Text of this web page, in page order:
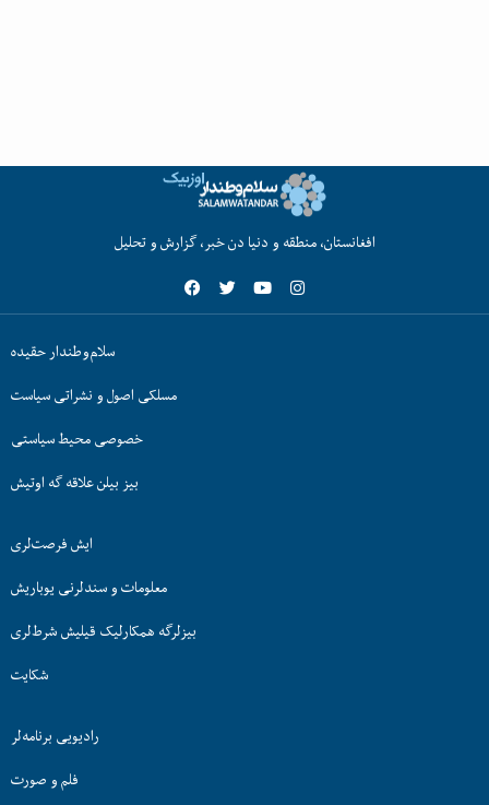
افغانستان، منطقه و دنیا دن خبر، گزارش و تحلیل
سلام‌وطندار حقیده
مسلکی اصول و نشراتی سیاست
خصوصی محیط سیاستی
بیز بیلن علاقه گه اوتیش
ایش فرصت‌لری
معلومات و سندلرنی یوباریش
بیزلرگه همکارلیک قیلیش شرط‌لری
شکایت
رادیویی برنامه‌لر
فلم و صورت